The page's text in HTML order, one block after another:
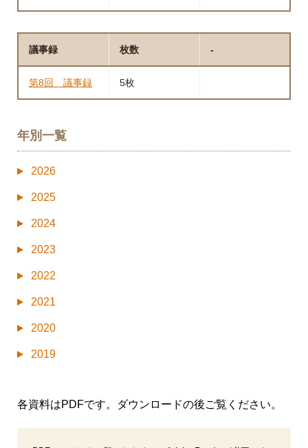
議事録 枚数 -
第8回 議事録 5枚
年別一覧
2026
2025
2024
2023
2022
2021
2020
2019
各資料はPDFです。ダウンロードの後ご覧ください。